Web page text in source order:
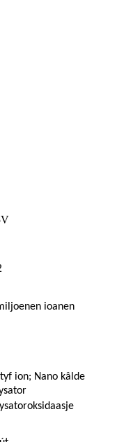
ioanen
ion; Nano kâlde